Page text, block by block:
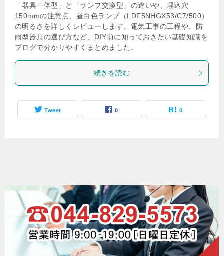
「器具一体型」と「ランプ交換型」の違いや、埋込穴
150mmの注意点、昼白色ランプ（LDF5NHGX53/C7/500）
の明るさを詳しくレビューします。電気工事の工程や、防
雨型器具の選び方など、DIY前に知っておきたい基礎知識を
ブログで分かりやすくまとめました。
続きを読む
Tweet 0 0